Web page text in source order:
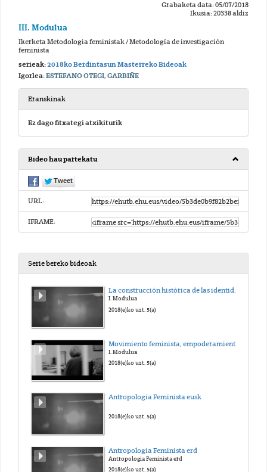
Grabaketa data: 05/07/2018
Ikusia: 20338 aldiz
III. Modulua
Ikerketa Metodologia feministak / Metodología de investigación
feminista
serieak:2018ko Berdintasun Masterreko Bideoak
Igorlea:ESTEFANO OTEGI, GARBIÑE
Eranskinak
Ez dago fitxategi atxikiturik
Bideo hau partekatu
URL:
IFRAME:
Serie bereko bideoak
La construcción histórica de las identidades de género contemporáneas
I. Modulua
2018(e)ko uzt. 5(a)
I. Modulua
2018(e)ko uzt. 5(a)
Antropologia Feminista eusk
2018(e)ko uzt. 5(a)
Antropologia Feminista erd
Antropologia Feminista erd
2018(e)ko uzt. 5(a)